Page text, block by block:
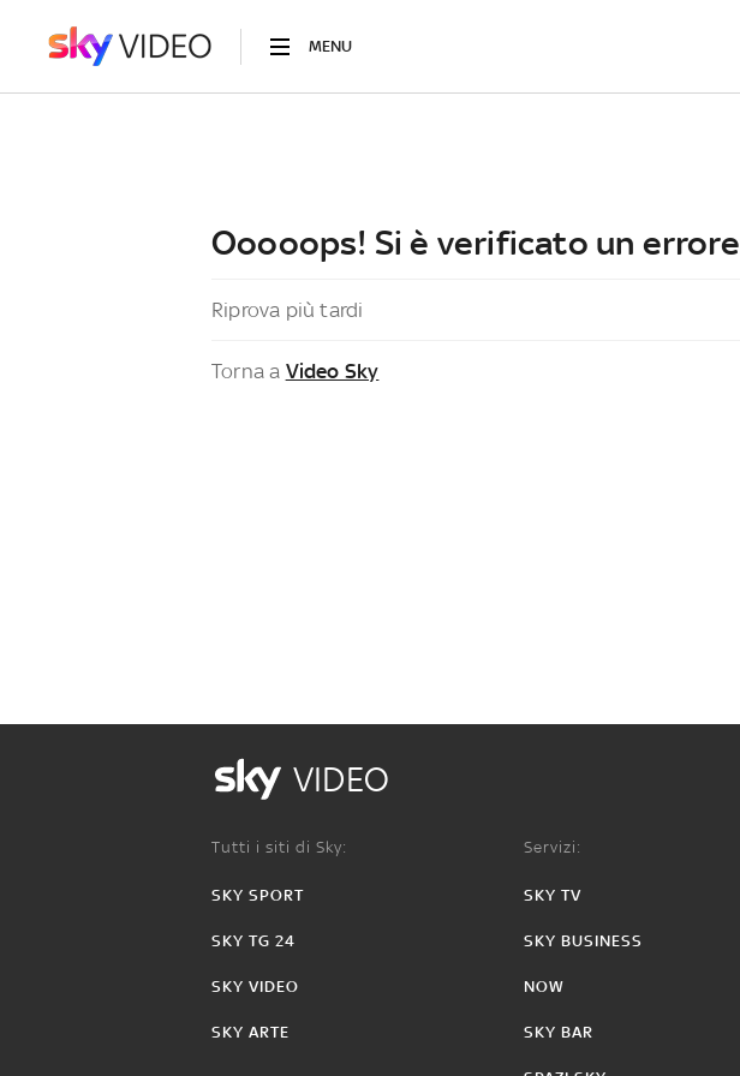
MENU
Ooooops! Si è verificato un errore
Riprova più tardi
Torna a Video Sky
VIDEO
Tutti i siti di Sky:
SKY SPORT
SKY TG 24
SKY VIDEO
SKY ARTE
Servizi:
SKY TV
SKY BUSINESS
NOW
SKY BAR